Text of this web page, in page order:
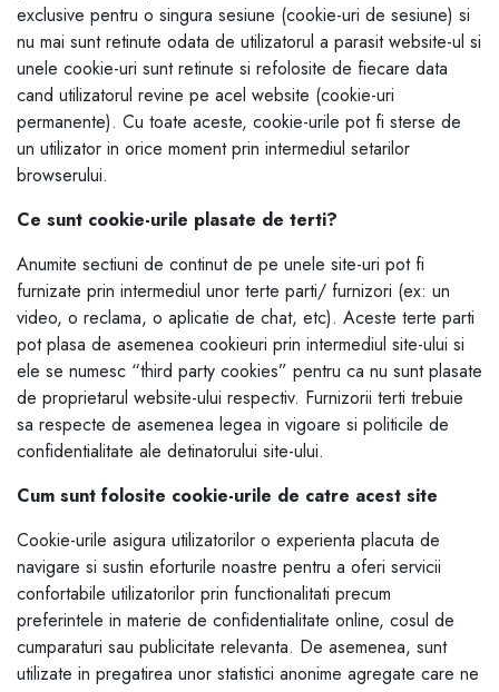
exclusive pentru o singura sesiune (cookie-uri de sesiune) si
nu mai sunt retinute odata de utilizatorul a parasit website-ul si
unele cookie-uri sunt retinute si refolosite de fiecare data
cand utilizatorul revine pe acel website (cookie-uri
permanente). Cu toate aceste, cookie-urile pot fi sterse de
un utilizator in orice moment prin intermediul setarilor
browserului.
Ce sunt cookie-urile plasate de terti?
Anumite sectiuni de continut de pe unele site-uri pot fi
furnizate prin intermediul unor terte parti/ furnizori (ex: un
video, o reclama, o aplicatie de chat, etc). Aceste terte parti
pot plasa de asemenea cookieuri prin intermediul site-ului si
ele se numesc “third party cookies” pentru ca nu sunt plasate
de proprietarul website-ului respectiv. Furnizorii terti trebuie
sa respecte de asemenea legea in vigoare si politicile de
confidentialitate ale detinatorului site-ului.
Cum sunt folosite cookie-urile de catre acest site
Cookie-urile asigura utilizatorilor o experienta placuta de
navigare si sustin eforturile noastre pentru a oferi servicii
confortabile utilizatorilor prin functionalitati precum
preferintele in materie de confidentialitate online, cosul de
cumparaturi sau publicitate relevanta. De asemenea, sunt
utilizate in pregatirea unor statistici anonime agregate care ne